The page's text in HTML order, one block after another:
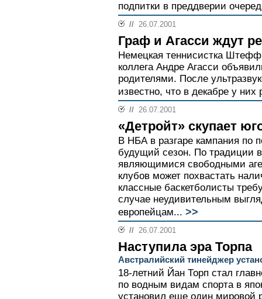
подпитки в преддверии
// 26.07.2001
Граф и Агасси ждут
Немецкая теннисистка
коллега Андре Агасси
родителями. После
известно, что в декабре у них
// 26.07.2001
«Детройт» скупает
В НБА в разгаре кампания по
будущий сезон. По традиции
являющимися свободными
клубов может похвастать
классные баскетболисты
случае неудивительным
европейцам... >>
// 26.07.2001
Наступила эра Торпа
Австралийский тинейджер
18-летний Йан Торп стал
по водным видам спорта в
установил еще один мировой